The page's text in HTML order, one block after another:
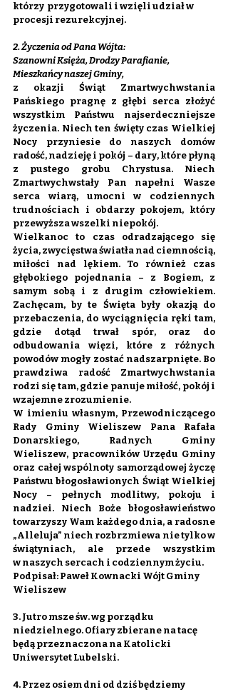
którzy  przygotowali i wzięli udział w
procesji rezurekcyjnej.
2. Życzenia od Pana Wójta:
Szanowni Księża, Drodzy Parafianie,
Mieszkańcy naszej Gminy,
z okazji Świąt Zmartwychwstania
Pańskiego pragnę z głębi serca złożyć
wszystkim Państwu najserdeczniejsze
życzenia. Niech ten święty czas Wielkiej
Nocy przyniesie do naszych domów
radość, nadzieję i pokój – dary, które płyną
z pustego grobu Chrystusa. Niech
Zmartwychwstały Pan napełni Wasze
serca wiarą, umocni w codziennych
trudnościach i obdarzy pokojem, który
przewyższa wszelki niepokój.
Wielkanoc to czas odradzającego się
życia, zwycięstwa światła nad ciemnością,
miłości nad lękiem. To również czas
głębokiego pojednania – z Bogiem, z
samym sobą i z drugim człowiekiem.
Zachęcam, by te Święta były okazją do
przebaczenia, do wyciągnięcia ręki tam,
gdzie dotąd trwał spór, oraz do
odbudowania więzi, które z różnych
powodów mogły zostać nadszarpnięte. Bo
prawdziwa radość Zmartwychwstania
rodzi się tam, gdzie panuje miłość, pokój i
wzajemne zrozumienie.
W imieniu własnym, Przewodniczącego
Rady Gminy Wieliszew Pana Rafała
Donarskiego, Radnych Gminy
Wieliszew, pracowników Urzędu Gminy
oraz całej wspólnoty samorządowej życzę
Państwu błogosławionych Świąt Wielkiej
Nocy – pełnych modlitwy, pokoju i
nadziei. Niech Boże błogosławieństwo
towarzyszy Wam każdego dnia, a radosne
„Alleluja” niech rozbrzmiewa nie tylko w
świątyniach, ale przede wszystkim
w naszych sercach i codziennym życiu.
Podpisał: Paweł Kownacki Wójt Gminy
Wieliszew
3. Jutro msze św. wg porządku
niedzielnego. Ofiary zbierane na tacę
będą przeznaczona na Katolicki
Uniwersytet Lubelski.
4. Przez osiem dni od dziś będziemy